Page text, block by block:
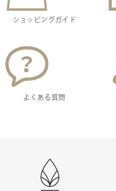
ショッピングガイド
よくある質問